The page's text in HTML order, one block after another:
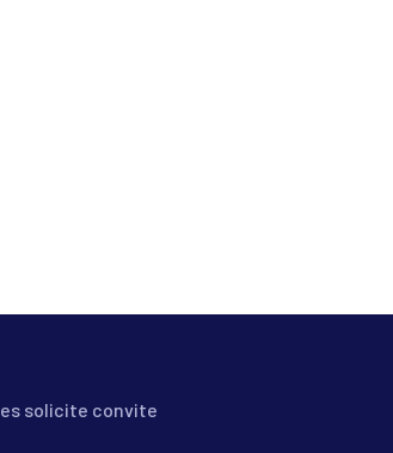
solicite convite